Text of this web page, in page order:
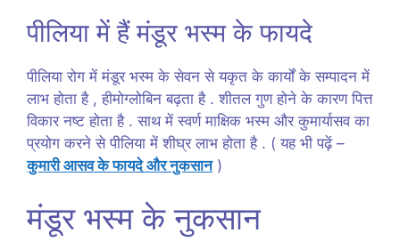
पीलिया में हैं मंडूर भस्म के फायदे
पीलिया रोग में मंडूर भस्म के सेवन से यकृत के कार्यों के सम्पादन में
लाभ होता है , हीमोग्लोबिन बढ़ता है . शीतल गुण होने के कारण पित्त
विकार नष्ट होता है . साथ में स्वर्ण माक्षिक भस्म और कुमार्यासव का
प्रयोग करने से पीलिया में शीघ्र लाभ होता है . ( यह भी पढ़ें –
कुमारी आसव के फायदे और नुकसान)
मंडूर भस्म के नुकसान